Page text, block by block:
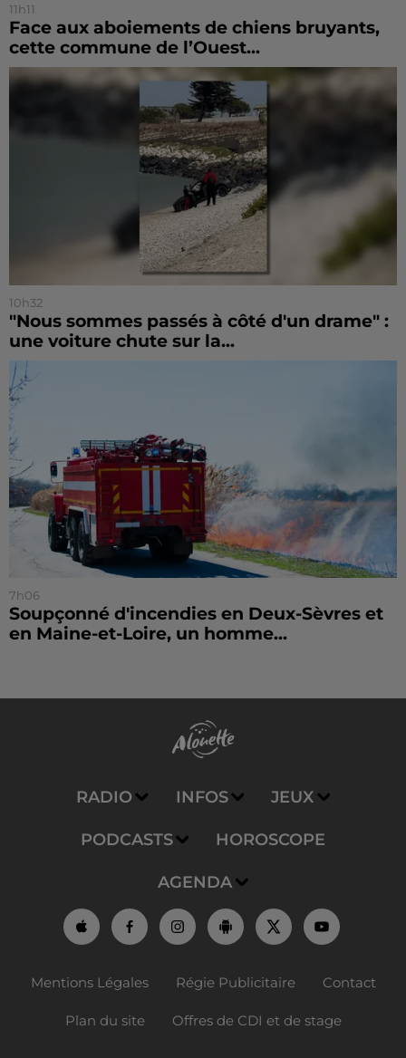
11h11
Face aux aboiements de chiens bruyants,
cette commune de l’Ouest...
10h32
"Nous sommes passés à côté d'un drame" :
une voiture chute sur la...
7h06
Soupçonné d'incendies en Deux-Sèvres et
en Maine-et-Loire, un homme...
RADIO INFOS JEUX
PODCASTS HOROSCOPE
AGENDA
Mentions Légales Régie Publicitaire Contact
Plan du site Offres de CDI et de stage